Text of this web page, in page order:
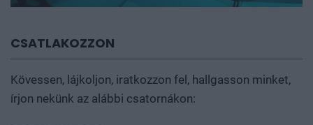
CSATLAKOZZON
Kövessen, lájkoljon, iratkozzon fel, hallgasson minket,
írjon nekünk az alábbi csatornákon: